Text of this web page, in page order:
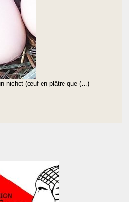
nichet (œuf en plâtre que (…)